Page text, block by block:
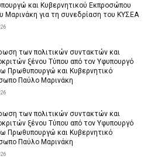
και Κυβερνητικού Εκπροσώπου
Μαρινάκη για τη συνεδρίαση του ΚΥΣΕΑ
των πολιτικών συντακτών και
ξένου Τύπου από τον Υφυπουργό
Πρωθυπουργώ και Κυβερνητικό
Παύλο Μαρινάκη
των πολιτικών συντακτών και
ξένου Τύπου από τον Υφυπουργό
Πρωθυπουργώ και Κυβερνητικό
Παύλο Μαρινάκη